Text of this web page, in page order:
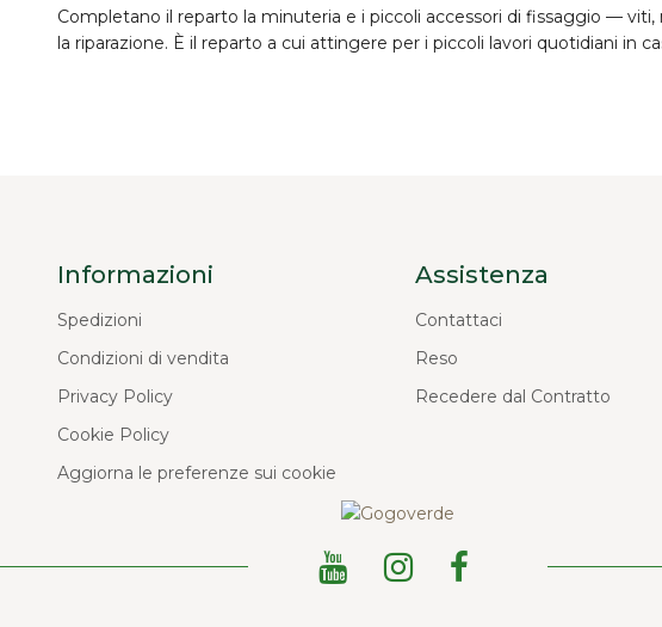
Completano il reparto la minuteria e i piccoli accessori di fissaggio —
la riparazione. È il reparto a cui attingere per i piccoli lavori quotidiani in
Informazioni
Spedizioni
Condizioni di vendita
Privacy Policy
Cookie Policy
Aggiorna le preferenze sui cookie
Assistenza
Contattaci
Reso
Recedere dal Contratto